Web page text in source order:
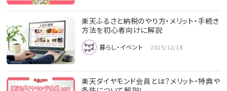
楽天ふるさと納税のやり方・メリット・手続き
方法を初心者向けに解説
暮らし・イベント 2025/12/18
楽天ダイヤモンド会員とは？メリット・特典や